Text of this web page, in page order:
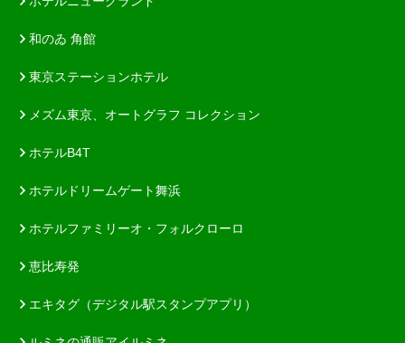
和のゐ 角館
東京ステーションホテル
メズム東京、オートグラフ コレクション
ホテルB4T
ホテルドリームゲート舞浜
ホテルファミリーオ・フォルクローロ
恵比寿発
エキタグ（デジタル駅スタンプアプリ）